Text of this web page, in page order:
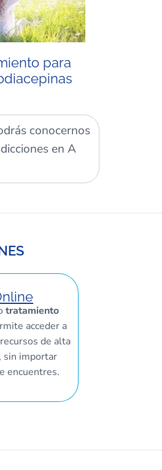
para
conocernos
en A
tratamiento
acceder a
de alta
sin importar
encuentres.